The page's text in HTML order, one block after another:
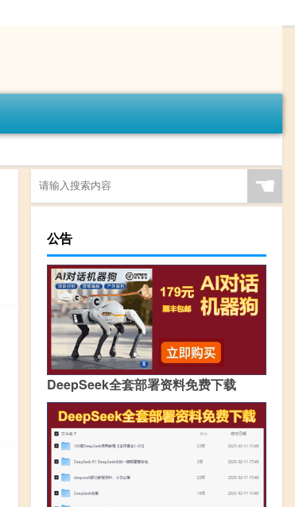
☚
公告
DeepSeek全套部署资料免费下载